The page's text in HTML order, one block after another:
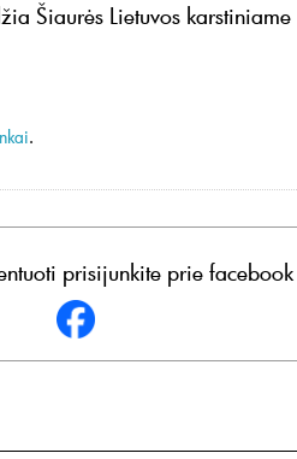
Šiaurės Lietuvos
.
prisijunkite prie facebook